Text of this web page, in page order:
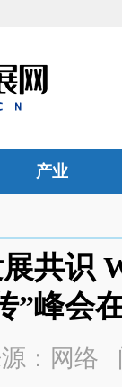
产业
共识
”峰会
源：网